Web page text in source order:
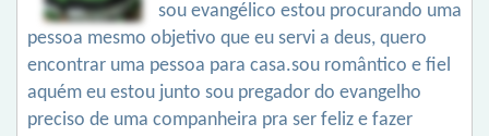
sou evangélico estou procurando uma
pessoa mesmo objetivo que eu servi a deus, quero
encontrar uma pessoa para casa.sou romântico e fiel
aquém eu estou junto sou pregador do evangelho
preciso de uma companheira pra ser feliz e fazer